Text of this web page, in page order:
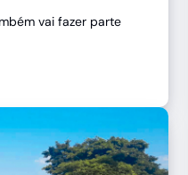
vai fazer parte